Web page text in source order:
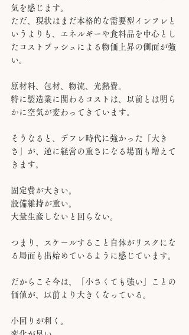
気を感じます。
ただ、現状はまだ本格的な需要型インフレと
いうよりも、エネルギーや食料品を中心とし
たコストプッシュによる物価上昇の側面が強
い。
原材料、包材、物流、光熱費。
特に製造業に関わるコストは、以前とは明ら
かに空気が変わってきています。
そうなると、デフレ時代に強かった「大き
さ」が、逆に経営の重さになる場面も増えて
きます。
固定費が大きい。
設備維持が重い。
大量生産しないと回らない。
つまり、スケールすること自体がリスクにな
る局面も出始めているように感じています。
だからこそ今は、「小さくても強い」ことの
価値が、以前より大きくなっている。
小回りが利く。